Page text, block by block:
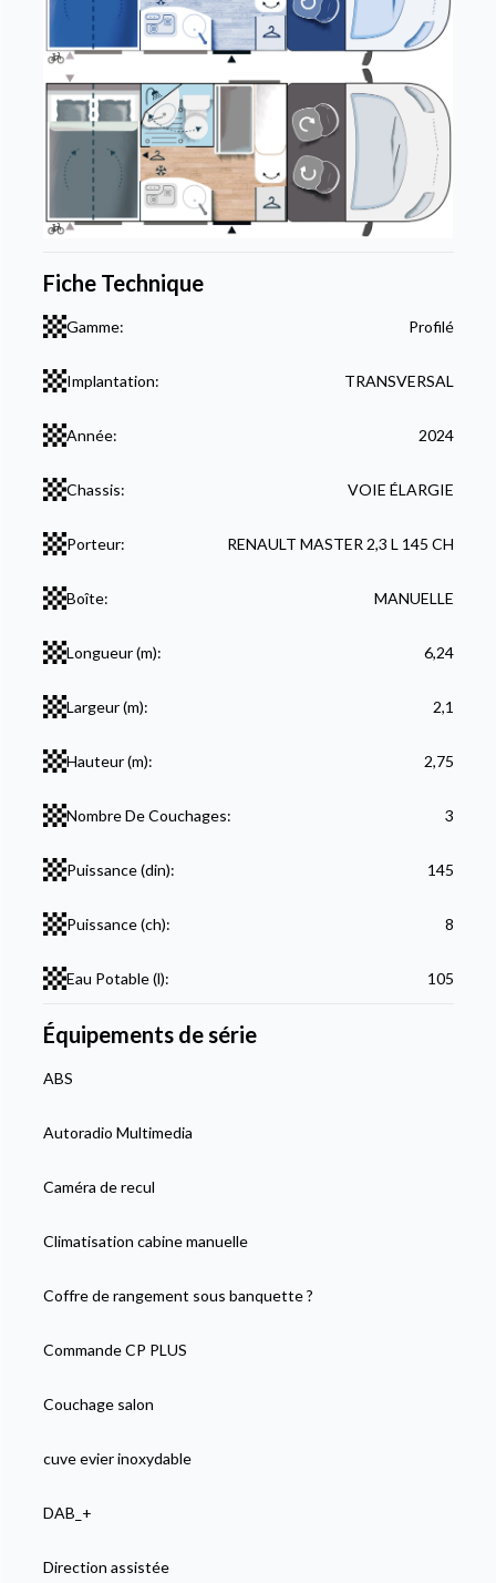
Fiche Technique
Gamme: Profilé
Implantation: TRANSVERSAL
Année: 2024
Chassis: VOIE ÉLARGIE
Porteur: RENAULT MASTER 2,3 L 145 CH
Boîte: MANUELLE
Longueur (m): 6,24
Largeur (m): 2,1
Hauteur (m): 2,75
Nombre De Couchages: 3
Puissance (din): 145
Puissance (ch): 8
Eau Potable (l): 105
Équipements de série
ABS
Autoradio Multimedia
Caméra de recul
Climatisation cabine manuelle
Coffre de rangement sous banquette ?
Commande CP PLUS
Couchage salon
cuve evier inoxydable
DAB_+
Direction assistée